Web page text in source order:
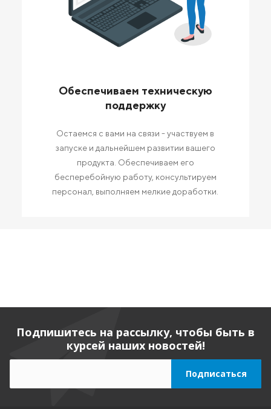
Обеспечиваем техническую
поддержку
Остаемся с вами на связи - участвуем в
запуске и дальнейшем развитии вашего
продукта. Обеспечиваем его
бесперебойную работу, консультируем
персонал, выполняем мелкие доработки.
Подпишитесь на рассылку, чтобы быть в
курсей наших новостей!